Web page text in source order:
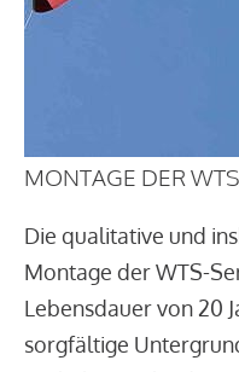
MONTAGE DER
Die qualitative und
Montage der WTS-
Lebensdauer von 20
sorgfältige